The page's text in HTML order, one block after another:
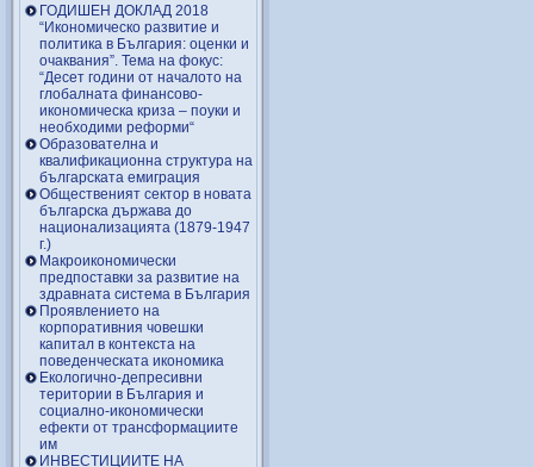
ГОДИШЕН ДОКЛАД 2018
“Икономическо развитие и
политика в България: оценки и
очаквания”. Тема на фокус:
“Десет години от началото на
глобалната финансово-
икономическа криза – поуки и
необходими реформи“
Образователна и
квалификационна структура на
българската емиграция
Общественият сектор в новата
българска държава до
национализацията (1879-1947
г.)
Макроикономически
предпоставки за развитие на
здравната система в България
Проявлението на
корпоративния човешки
капитал в контекста на
поведенческата икономика
Екологично-депресивни
територии в България и
социално-икономически
ефекти от трансформациите
им
ИНВЕСТИЦИИТЕ НА